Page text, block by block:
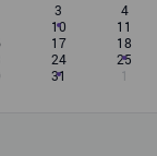
3 4
10 11
17 18
24 25
31 1